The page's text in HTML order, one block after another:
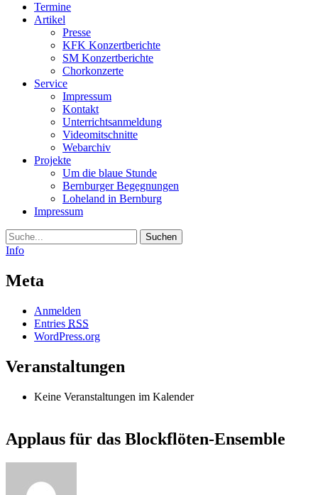
Termine
Artikel
Presse
KFK Konzertberichte
SM Konzertberichte
Chorkonzerte
Service
Impressum
Kontakt
Unterrichtsanmeldung
Videomitschnitte
Webarchiv
Projekte
Um die blaue Stunde
Bernburger Begegnungen
Loheland in Bernburg
Impressum
Suche
Info
Meta
Anmelden
Entries RSS
WordPress.org
Veranstaltungen
Keine Veranstaltungen im Kalender
Applaus für das Blockflöten-Ensemble